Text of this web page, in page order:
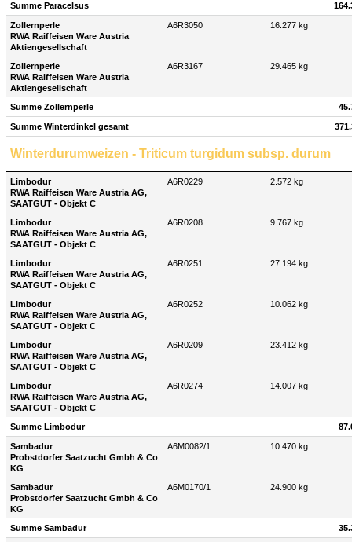
Summe Paracelsus
Zollernperle
RWA Raiffeisen Ware Austria
Aktiengesellschaft
A6R3050 16.277 kg
Zollernperle
RWA Raiffeisen Ware Austria
Aktiengesellschaft
A6R3167 29.465 kg
Summe Zollernperle
Summe Winterdinkel gesamt
Winterdurumweizen - Triticum turgidum subsp. durum
Limbodur
RWA Raiffeisen Ware Austria AG,
SAATGUT - Objekt C
A6R0229 2.572 kg
Limbodur
RWA Raiffeisen Ware Austria AG,
SAATGUT - Objekt C
A6R0208 9.767 kg
Limbodur
RWA Raiffeisen Ware Austria AG,
SAATGUT - Objekt C
A6R0251 27.194 kg
Limbodur
RWA Raiffeisen Ware Austria AG,
SAATGUT - Objekt C
A6R0252 10.062 kg
Limbodur
RWA Raiffeisen Ware Austria AG,
SAATGUT - Objekt C
A6R0209 23.412 kg
Limbodur
RWA Raiffeisen Ware Austria AG,
SAATGUT - Objekt C
A6R0274 14.007 kg
Summe Limbodur
Sambadur
Probstdorfer Saatzucht Gmbh & Co
KG
A6M0082/1 10.470 kg
Sambadur
Probstdorfer Saatzucht Gmbh & Co
KG
A6M0170/1 24.900 kg
Summe Sambadur